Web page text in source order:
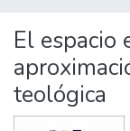
Communities
&
Collections
El espacio
teológica